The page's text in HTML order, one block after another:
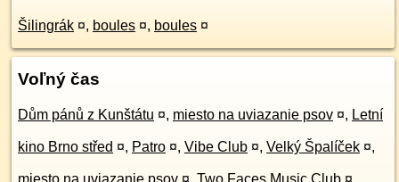
Šilingrák ¤, boules ¤, boules ¤
Voľný čas
Dům pánů z Kunštátu ¤, miesto na uviazanie psov ¤, Letní
kino Brno střed ¤, Patro ¤, Vibe Club ¤, Velký Špalíček ¤,
miesto na uviazanie psov ¤, Two Faces Music Club ¤,